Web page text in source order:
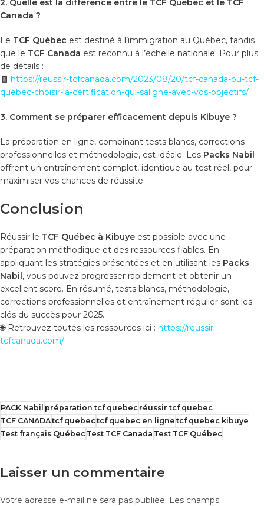
2. Quelle est la différence entre le TCF Québec et le TCF
Canada ?
Le TCF Québec est destiné à l’immigration au Québec, tandis
que le TCF Canada est reconnu à l’échelle nationale. Pour plus
de détails :
🧾 https://reussir-tcfcanada.com/2023/08/20/tcf-canada-ou-tcf-
quebec-choisir-la-certification-qui-saligne-avec-vos-objectifs/
3. Comment se préparer efficacement depuis Kibuye ?
La préparation en ligne, combinant tests blancs, corrections
professionnelles et méthodologie, est idéale. Les Packs Nabil
offrent un entraînement complet, identique au test réel, pour
maximiser vos chances de réussite.
Conclusion
Réussir le TCF Québec à Kibuye est possible avec une
préparation méthodique et des ressources fiables. En
appliquant les stratégies présentées et en utilisant les Packs
Nabil, vous pouvez progresser rapidement et obtenir un
excellent score. En résumé, tests blancs, méthodologie,
corrections professionnelles et entraînement régulier sont les
clés du succès pour 2025.
🌐 Retrouvez toutes les ressources ici : https://reussir-
tcfcanada.com/
PACK Nabil préparation tcf quebecréussir tcf quebec
TCF CANADAtcf quebectcf quebec en ligne tcf quebec kibuye
Test français QuébecTest TCF Canada Test TCF Québec
Laisser un commentaire
Votre adresse e-mail ne sera pas publiée. Les champs